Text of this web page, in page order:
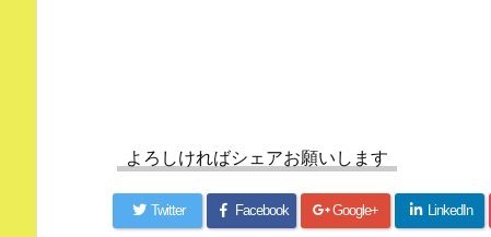
よろしければシェアお願いします
Twitter Facebook Google+ LinkedIn